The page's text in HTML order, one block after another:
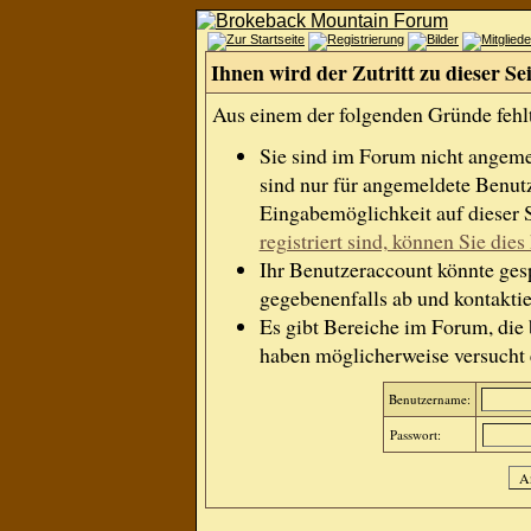
Ihnen wird der Zutritt zu dieser
Aus einem der folgenden Gründe
Sie sind im Forum nicht
sind nur für angemeldete
Eingabemöglichkeit auf dieser
registriert sind, können Sie
Ihr Benutzeraccount könnte
gegebenenfalls ab und
Es gibt Bereiche im Forum,
haben möglicherweise
Benutzername:
Passwort: